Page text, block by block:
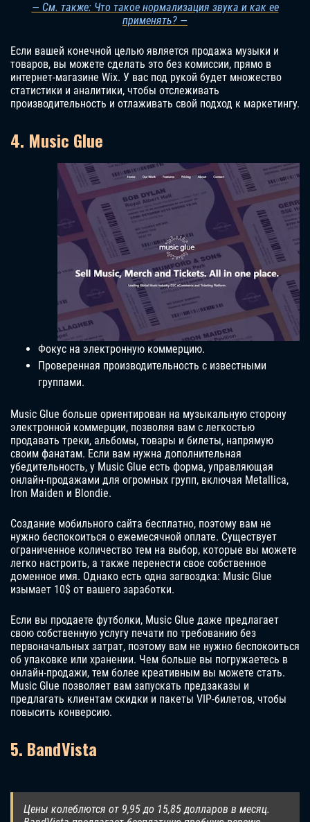
— См. также: Что такое нормализация звука и как ее
применять? —
Если вашей конечной целью является продажа музыки и
товаров, вы можете сделать это без комиссии, прямо в
интернет-магазине Wix. У вас под рукой будет множество
статистики и аналитики, чтобы отслеживать
производительность и отлаживать свой подход к маркетингу.
4. Music Glue
Фокус на электронную коммерцию.
Проверенная производительность с известными
группами.
Music Glue больше ориентирован на музыкальную сторону
электронной коммерции, позволяя вам с легкостью
продавать треки, альбомы, товары и билеты, напрямую
своим фанатам. Если вам нужна дополнительная
убедительность, у Music Glue есть форма, управляющая
онлайн-продажами для огромных групп, включая Metallica,
Iron Maiden и Blondie.
Создание мобильного сайта бесплатно, поэтому вам не
нужно беспокоиться о ежемесячной оплате. Существует
ограниченное количество тем на выбор, которые вы можете
легко настроить, а также перенести свое собственное
доменное имя. Однако есть одна загвоздка: Music Glue
изымает 10$ от вашего заработки.
Если вы продаете футболки, Music Glue даже предлагает
свою собственную услугу печати по требованию без
первоначальных затрат, поэтому вам не нужно беспокоиться
об упаковке или хранении. Чем больше вы погружаетесь в
онлайн-продажи, тем более креативным вы можете стать.
Music Glue позволяет вам запускать предзаказы и
предлагать клиентам скидки и пакеты VIP-билетов, чтобы
повысить конверсию.
5. BandVista
Цены колеблются от 9,95 до 15,85 долларов в месяц.